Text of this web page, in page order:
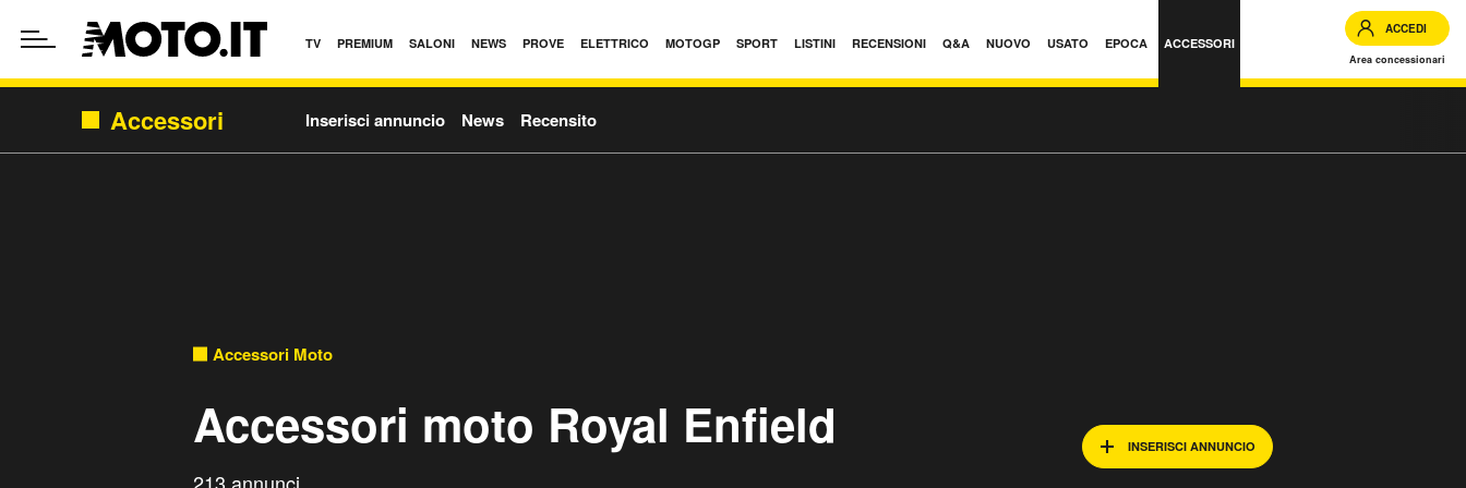
TV PREMIUM SALONI NEWS PROVE ELETTRICO MOTOGP SPORT LISTINI RECENSIONI Q&A NUOVO USATO EPOCA ACCESSORI
ACCEDI
Area concessionari
Accessori Inserisci annuncio News Recensito
Accessori Moto
Accessori moto Royal Enfield INSERISCI ANNUNCIO